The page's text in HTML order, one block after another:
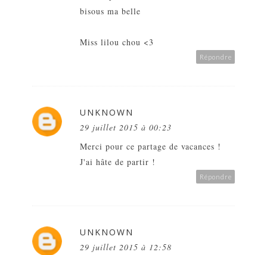
bisous ma belle
Miss lilou chou <3
Répondre
UNKNOWN
29 juillet 2015 à 00:23
Merci pour ce partage de vacances !
J'ai hâte de partir !
Répondre
UNKNOWN
29 juillet 2015 à 12:58